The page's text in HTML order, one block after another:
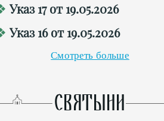
Указ 17 от 19.05.2026
Указ 16 от 19.05.2026
Смотреть больше
СВЯТЫНИ